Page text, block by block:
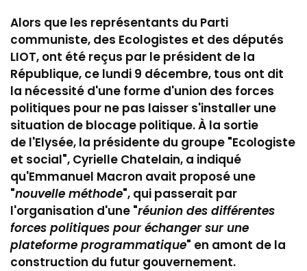
Alors que les représentants du Parti
communiste, des Ecologistes et des députés
LIOT, ont été reçus par le président de la
République, ce lundi 9 décembre, tous ont dit
la nécessité d'une forme d'union des forces
politiques pour ne pas laisser s'installer une
situation de blocage politique. À la sortie
de l'Elysée, la présidente du groupe "Ecologiste
et social", Cyrielle Chatelain, a indiqué
qu'Emmanuel Macron avait proposé une
"nouvelle méthode", qui passerait par
l'organisation d'une "réunion des différentes
forces politiques pour échanger sur une
plateforme programmatique" en amont de la
construction du futur gouvernement.